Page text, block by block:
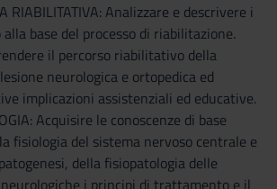
RIABILITATIVA: Analizzare e descrivere i
base del processo di riabilitazione.
il percorso riabilitativo della
neurologica e ortopedica ed
implicazioni assistenziali ed educative.
Acquisire le conoscenze di base
fisiologia del sistema nervoso centrale e
della fisiopatologia delle
i principi di trattamento e il